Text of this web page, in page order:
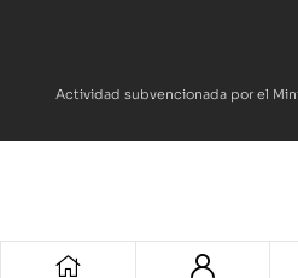
Actividad subvencionada por el